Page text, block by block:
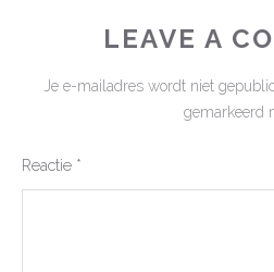
LEAVE A
Je e-mailadres wordt niet
gemarkeerd
Reactie *